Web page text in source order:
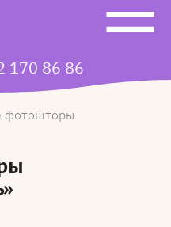
170 86 86
фотошторы